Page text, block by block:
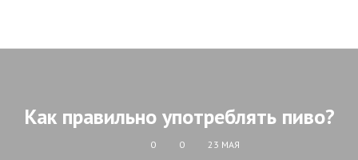
Как правильно употреблять пиво?
0 0 23 МАЯ